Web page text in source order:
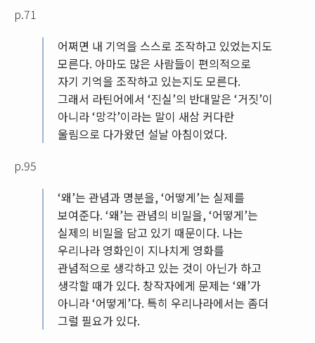
p.71
어쩌면 내 기억을 스스로 조작하고 있었는지도
모른다. 아마도 많은 사람들이 편의적으로
자기 기억을 조작하고 있는지도 모른다.
그래서 라틴어에서 ‘진실’의 반대말은 ‘거짓’이
아니라 ‘망각’이라는 말이 새삼 커다란
울림으로 다가왔던 설날 아침이었다.
p.95
‘왜’는 관념과 명분을, ‘어떻게’는 실제를
보여준다. ‘왜’는 관념의 비밀을, ‘어떻게’는
실제의 비밀을 담고 있기 때문이다. 나는
우리나라 영화인이 지나치게 영화를
관념적으로 생각하고 있는 것이 아닌가 하고
생각할 때가 있다. 창작자에게 문제는 ‘왜’가
아니라 ‘어떻게’다. 특히 우리나라에서는 좀더
그럴 필요가 있다.